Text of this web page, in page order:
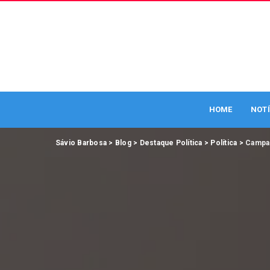
HOME
Sávio Barbosa > Blog> Destaque Política > Política >